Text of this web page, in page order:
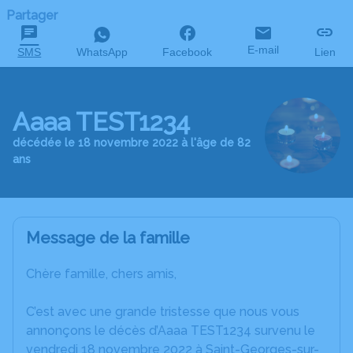
Partager
SMS WhatsApp Facebook E-mail Lien
Aaaa TEST1234
décédée le 18 novembre 2022 à l'âge de 82
ans
Message de la famille
Chère famille, chers amis,
C’est avec une grande tristesse que nous vous
annonçons le décès d’Aaaa TEST1234 survenu le
vendredi 18 novembre 2022 à Saint-Georges-sur-